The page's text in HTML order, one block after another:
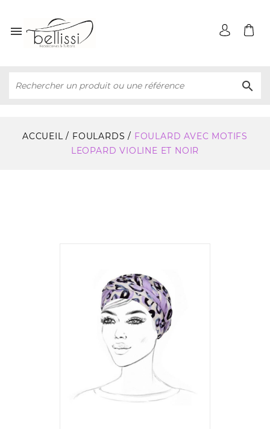


ACCUEIL FOULARDS
FOULARD AVEC MOTIFS
LEOPARD VIOLINE ET NOIR